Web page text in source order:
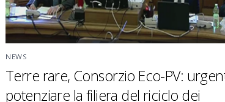
NEWS
Terre rare, Consorzio Eco-PV:
potenziare la filiera del riciclo dei